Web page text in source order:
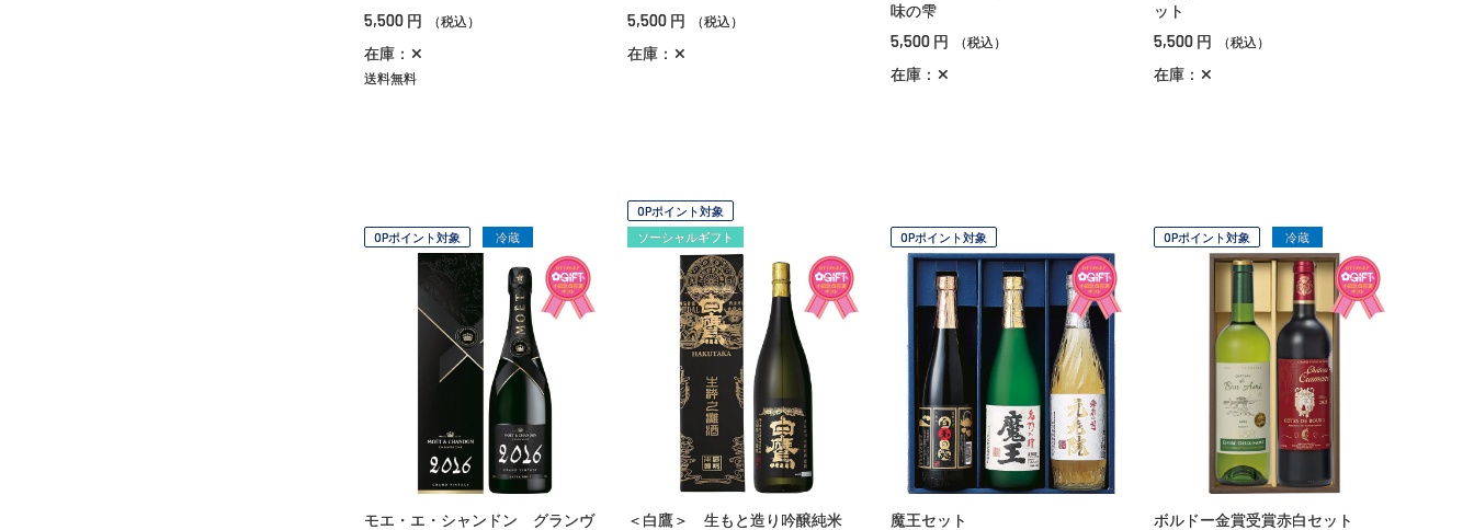
5,500 円 （税込）
在庫：✕
送料無料
5,500 円 （税込）
在庫：✕
味の雫
5,500 円 （税込）
在庫：✕
ット
5,500 円 （税込）
在庫：✕
OPポイント対象 冷蔵
モエ・エ・シャンドン グランヴ
OPポイント対象
ソーシャルギフト
＜白鷹＞ 生もと造り吟醸純米
OPポイント対象
魔王セット
OPポイント対象 冷蔵
ボルドー金賞受賞赤白セット